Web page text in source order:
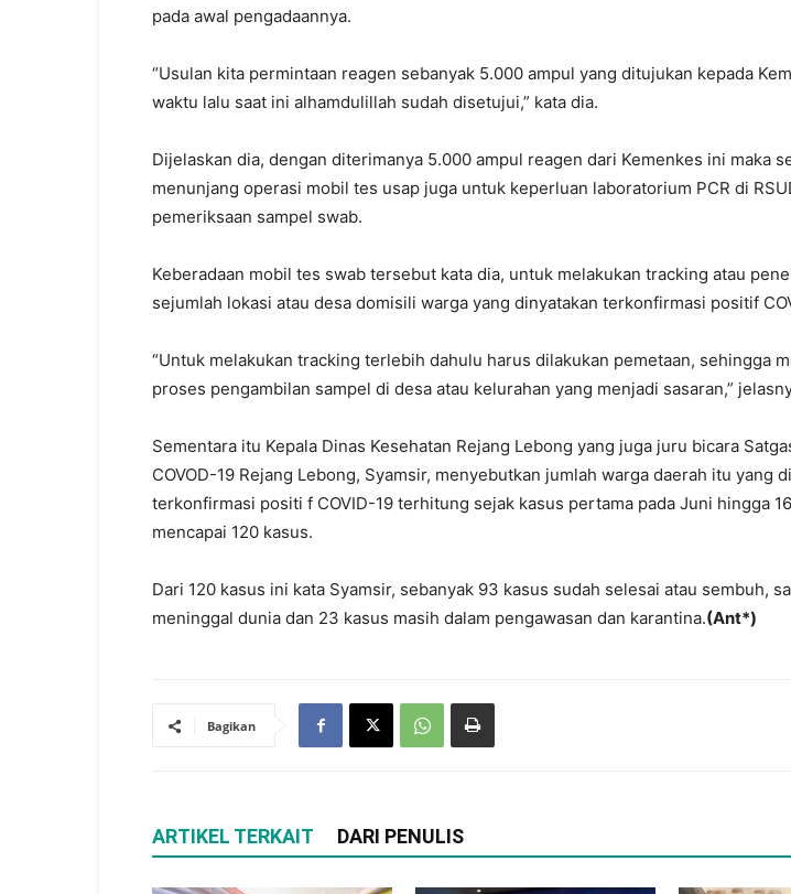
pada awal pengadaannya.
“Usulan kita permintaan reagen sebanyak 5.000 ampul yang ditujukan kepada
waktu lalu saat ini alhamdulillah sudah disetujui,” kata dia.
Dijelaskan dia, dengan diterimanya 5.000 ampul reagen dari Kemenkes ini maka
menunjang operasi mobil tes usap juga untuk keperluan laboratorium PCR di
pemeriksaan sampel swab.
Keberadaan mobil tes swab tersebut kata dia, untuk melakukan tracking atau
sejumlah lokasi atau desa domisili warga yang dinyatakan terkonfirmasi positif
“Untuk melakukan tracking terlebih dahulu harus dilakukan pemetaan, sehingga
proses pengambilan sampel di desa atau kelurahan yang menjadi sasaran,”
Sementara itu Kepala Dinas Kesehatan Rejang Lebong yang juga juru bicara
COVOD-19 Rejang Lebong, Syamsir, menyebutkan jumlah warga daerah itu yang
terkonfirmasi positi f COVID-19 terhitung sejak kasus pertama pada Juni hingga
mencapai 120 kasus.
Dari 120 kasus ini kata Syamsir, sebanyak 93 kasus sudah selesai atau sembuh,
meninggal dunia dan 23 kasus masih dalam pengawasan dan karantina.(Ant*)
Bagikan
ARTIKEL TERKAIT DARI PENULIS